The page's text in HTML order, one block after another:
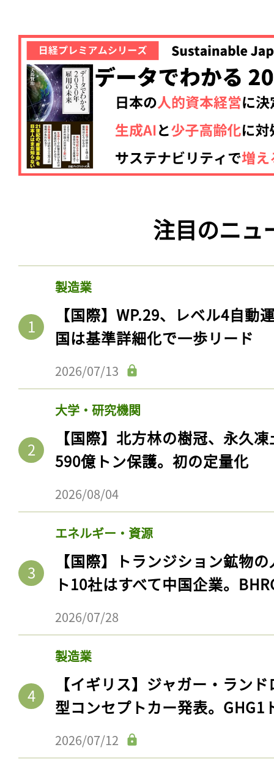
注目のニュ
製造業
【国際】WP.29、レベル4自動
国は基準詳細化で一歩リード
2026/07/13
大学・研究機関
【国際】北方林の樹冠、永久
590億トン保護。初の定量化
2026/08/04
エネルギー・資源
【国際】トランジション鉱物
ト10社はすべて中国企業。
2026/07/28
製造業
【イギリス】ジャガー・ラン
型コンセプトカー発表。GHG1
2026/07/12
記事をお気に入りに
ログインが必
会員登録